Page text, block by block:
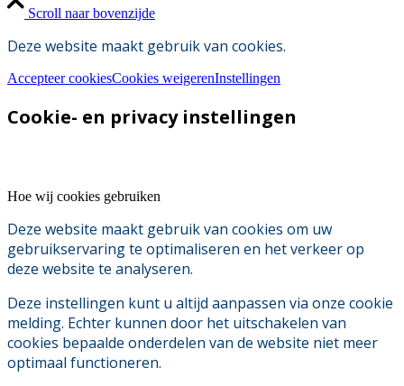
Scroll naar bovenzijde
Deze website maakt gebruik van cookies.
Accepteer cookiesCookies weigerenInstellingen
Cookie- en privacy instellingen
Hoe wij cookies gebruiken
Deze website maakt gebruik van cookies om uw
gebruikservaring te optimaliseren en het verkeer op
deze website te analyseren.
Deze instellingen kunt u altijd aanpassen via onze cookie
melding. Echter kunnen door het uitschakelen van
cookies bepaalde onderdelen van de website niet meer
optimaal functioneren.